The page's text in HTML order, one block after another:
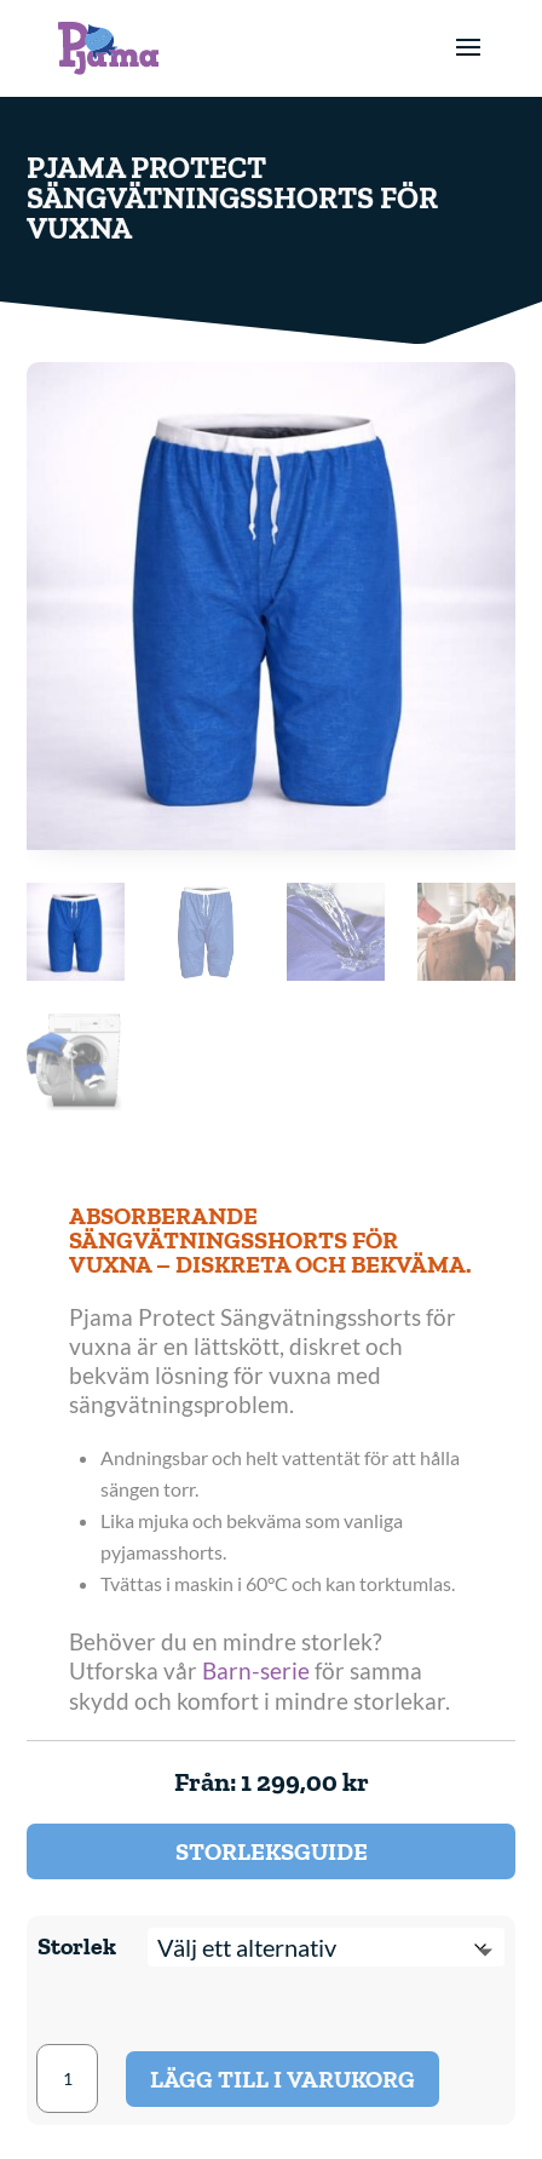
PJAMA PROTECT
SÄNGVÄTNINGSSHORTS FÖR
VUXNA
ABSORBERANDE
SÄNGVÄTNINGSSHORTS FÖR
VUXNA – DISKRETA OCH BEKVÄMA.
Pjama Protect Sängvätningsshorts för
vuxna är en lättskött, diskret och
bekväm lösning för vuxna med
sängvätningsproblem.
Andningsbar och helt vattentät för att hålla
sängen torr.
Lika mjuka och bekväma som vanliga
pyjamasshorts.
Tvättas i maskin i 60°C och kan torktumlas.
Behöver du en mindre storlek?
Utforska vår Barn-serieför samma
skydd och komfort i mindre storlekar.
Från:1 299,00kr
STORLEKSGUIDE
Storlek
Pjama
Protect
Sängvätningsshorts
LÄGG TILL I VARUKORG